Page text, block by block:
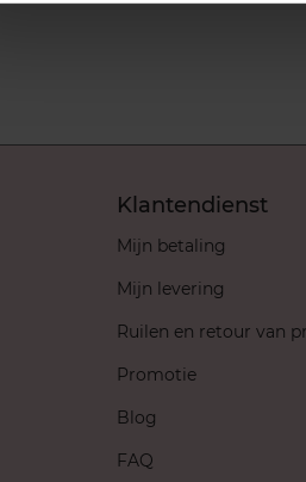
Klantendienst
Mijn betaling
Mijn levering
Ruilen en retour van
Promotie
Blog
FAQ